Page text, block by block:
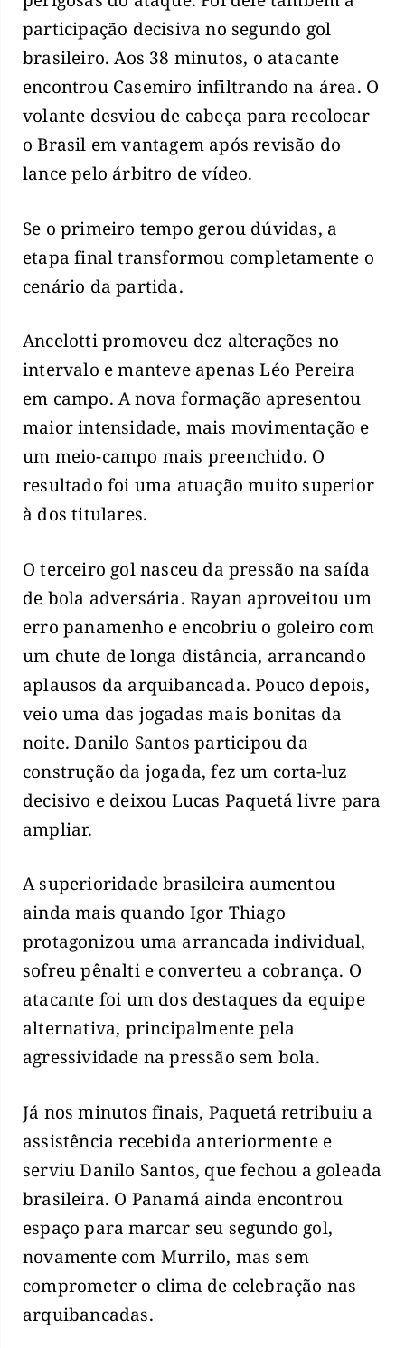
participação decisiva no segundo gol
brasileiro. Aos 38 minutos, o atacante
encontrou Casemiro infiltrando na área. O
volante desviou de cabeça para recolocar
o Brasil em vantagem após revisão do
lance pelo árbitro de vídeo.
Se o primeiro tempo gerou dúvidas, a
etapa final transformou completamente o
cenário da partida.
Ancelotti promoveu dez alterações no
intervalo e manteve apenas Léo Pereira
em campo. A nova formação apresentou
maior intensidade, mais movimentação e
um meio-campo mais preenchido. O
resultado foi uma atuação muito superior
à dos titulares.
O terceiro gol nasceu da pressão na saída
de bola adversária. Rayan aproveitou um
erro panamenho e encobriu o goleiro com
um chute de longa distância, arrancando
aplausos da arquibancada. Pouco depois,
veio uma das jogadas mais bonitas da
noite. Danilo Santos participou da
construção da jogada, fez um corta-luz
decisivo e deixou Lucas Paquetá livre para
ampliar.
A superioridade brasileira aumentou
ainda mais quando Igor Thiago
protagonizou uma arrancada individual,
sofreu pênalti e converteu a cobrança. O
atacante foi um dos destaques da equipe
alternativa, principalmente pela
agressividade na pressão sem bola.
Já nos minutos finais, Paquetá retribuiu a
assistência recebida anteriormente e
serviu Danilo Santos, que fechou a goleada
brasileira. O Panamá ainda encontrou
espaço para marcar seu segundo gol,
novamente com Murrilo, mas sem
comprometer o clima de celebração nas
arquibancadas.